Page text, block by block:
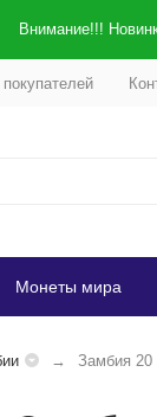
Внимание!!!
Монеты мира
Замбия 20